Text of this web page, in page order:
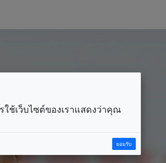
ช้เว็บไซต์ของเราแสดงว่าคุณ
ยอมรับ